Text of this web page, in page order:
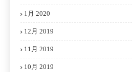
1月 2020
12月 2019
11月 2019
10月 2019